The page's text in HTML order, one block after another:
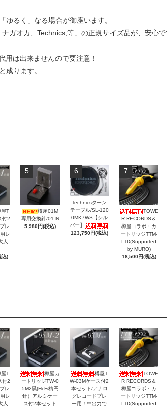
るく」なる場合が御座います。
ガオカ、Technics,等」の正規サイズ品が、安心で
は出来ませんので要注意！
成ります。
屋T
付2
レ
レ
人
込)
5
樽屋01M
専用交換針/01-N
5,980円(税込)
6
Technicsターン
テーブル/SL-120
0MK7WS【シル
バー】
123,750円(税込)
7
TOWE
R RECORDS＆
樽屋コラボ・カ
ートリッジTTM-
LTD(Supported
by MURO)
18,500円(税込)
屋T
付2
レ
レ
人
樽屋カ
ートリッジTW-0
5M2黒(Hi-Fi楕円
針）アルミケー
ス付2本セット
樽屋T
W-03Mケース付2
本セット/アナロ
グレコードプレ
ー用！中出力で
TOWE
R RECORDS＆
樽屋コラボ・カ
ートリッジTTM-
LTD(Supported